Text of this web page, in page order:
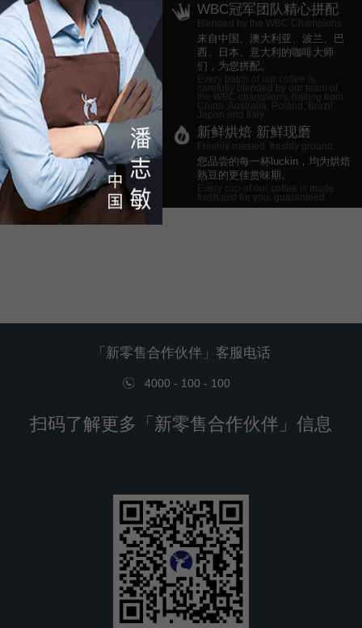
WBC冠军团队精心拼配
Blended by the WBC Champions
来自中国、澳大利亚、波兰、巴
西、日本、意大利的咖啡大师
们，为您拼配。
Every batch of our coffee is
carefully blended by our team of
the WBC champions, hailing from
China, Australia, Poland, Brazil,
Japan and Italy.
新鲜烘焙 新鲜现磨
Freshly roasted, freshly ground.
您品尝的每一杯luckin，均为烘焙
熟豆的更佳赏味期。
Every cup of our coffee is made
fresh just for you, guaranteed.
「新零售合作伙伴」客服电话
4000 - 100 - 100
扫码了解更多「新零售合作伙伴」信息